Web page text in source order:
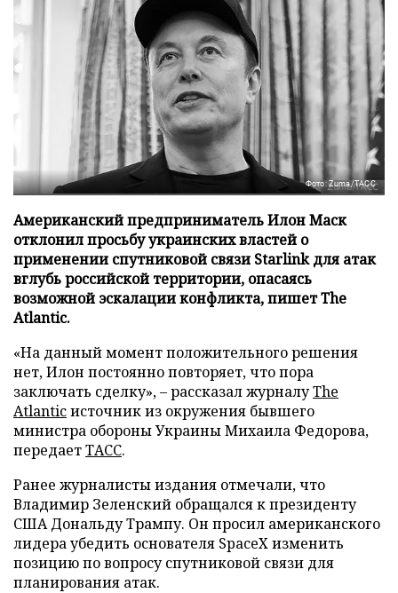
Фото: Zuma/ТАСС
Американский предприниматель Илон Маск
отклонил просьбу украинских властей о
применении спутниковой связи Starlink для атак
вглубь российской территории, опасаясь
возможной эскалации конфликта, пишет The
Atlantic.
«На данный момент положительного решения
нет, Илон постоянно повторяет, что пора
заключать сделку», – рассказал журналуThe
Atlanticисточник из окружения бывшего
министра обороны Украины Михаила Федорова,
передаетТАСС.
Ранее журналисты издания отмечали, что
Владимир Зеленский обращался к президенту
США Дональду Трампу. Он просил американского
лидера убедить основателя SpaceX изменить
позицию по вопросу спутниковой связи для
планирования атак.